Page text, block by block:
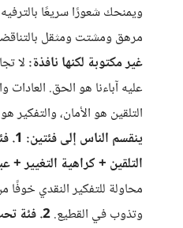
ويمنحك شعورًا سريعًا
مرهق ومشتت ومثقل
غير مكتوبة لكنها نافذة: لا
عليه آباءنا هو الحق.
التلقين هو الأمان، والتفكير
ينقسم الناس إلى فئتين: 1. فئة خائفة:
التلقين + كراهية التغيير +
محاولة للتفكير النقدي خوفًا
وتذوب في القطيع.2. فئة تحب الأشياء سطحياً: